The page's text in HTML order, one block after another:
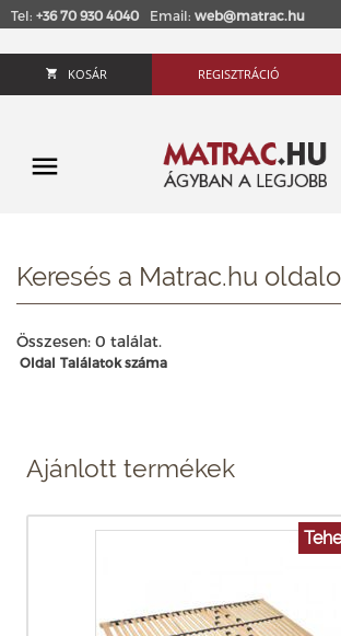
Tel: +36 70 930 4040 Email: web@matrac.hu
KOSÁR REGISZTRÁCIÓ
Keresés a Matrac.hu
Összesen: 0 találat.
Oldal Találatok száma
Ajánlott termékek